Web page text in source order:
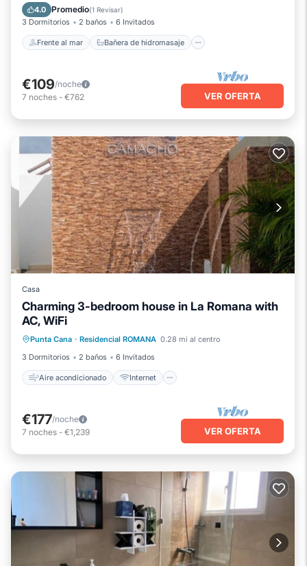
4.0 Promedio(1 Revisar)
3 Dormitorios 2 baños 6 Invitados
Frente al mar Bañera de hidromasaje
Aparcamiento
€109/noche
7 noches - €762 VER OFERTA
Casa
Charming 3-bedroom house in La Romana with
AC, WiFi
Punta Cana · Residencial ROMANA 0.28 mi al centro
3 Dormitorios
2 baños 6 Invitados
Aire acondicionado Internet
Se admiten mascotas
Apto para niños
€177/noche
7 noches - €1,239 VER OFERTA